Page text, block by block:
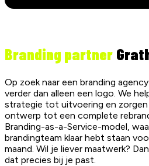
Branding partner
Op zoek naar een branding
verder dan alleen een logo. We
strategie tot uitvoering en zorgen
ontwerp tot een complete
Branding-as-a-Service-model,
brandingteam klaar hebt staan
maand. Wil je liever maatwerk?
dat precies bij je past.